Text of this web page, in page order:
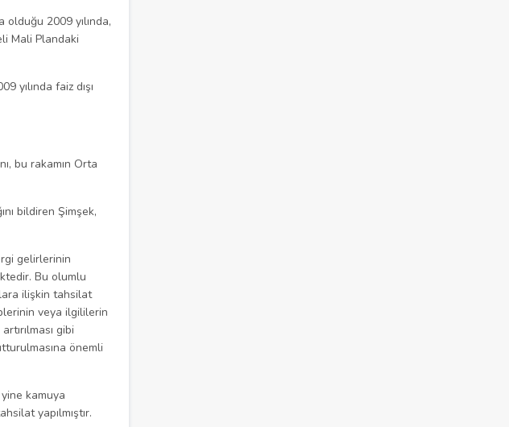
2009 yılında,
Mali Plandaki
yılında faiz dışı
bu rakamın Orta
bildiren Şimşek,
gelirlerinin
Bu olumlu
ilişkin tahsilat
veya ilgililerin
gibi
önemli
kamuya
yapılmıştır.